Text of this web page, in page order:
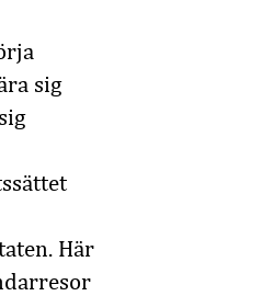
sig
Här